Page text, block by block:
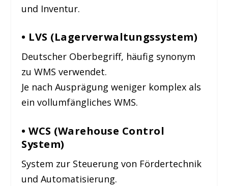
und Inventur.
• LVS (Lagerverwaltungssystem)
Deutscher Oberbegriff, häufig synonym
zu WMS verwendet.
Je nach Ausprägung weniger komplex als
ein vollumfängliches WMS.
• WCS (Warehouse Control
System)
System zur Steuerung von Fördertechnik
und Automatisierung.